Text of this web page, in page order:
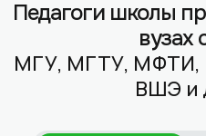
Педагоги школы
вузах
МГУ, МГТУ,
ВШЭ и